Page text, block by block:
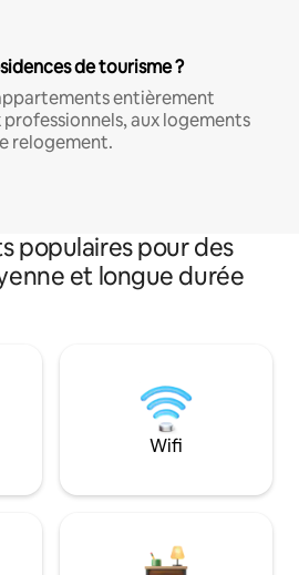
de tourisme ?
entièrement
aux logements
relogement.
populaires pour des
et longue durée
Wifi